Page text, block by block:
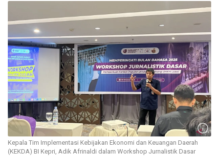
Kepala Tim Implementasi Kebijakan Ekonomi dan Keuangan Daerah
(KEKDA) BI Kepri, Adik Afrinaldi dalam Workshop Jurnalistik Dasar